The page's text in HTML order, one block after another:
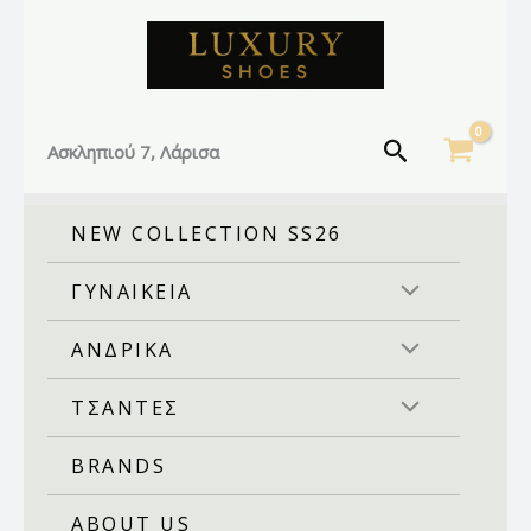
Ασκληπιού 7, Λάρισα Αναζήτηση
NEW COLLECTION SS26
ΓΥΝΑΙΚΕΙΑ
ΑΝΔΡΙΚΑ
ΤΣΑΝΤΕΣ
BRANDS
ABOUT US